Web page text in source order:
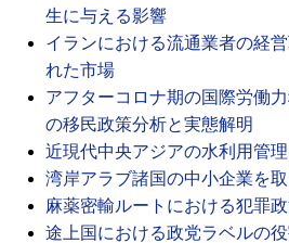
生に与える影響
イランにおける流通業者の経
れた市場
アフターコロナ期の国際労働
の移民政策分析と実態解明
近現代中央アジアの水利用管
湾岸アラブ諸国の中小企業を
麻薬密輸ルートにおける犯罪
途上国における政党ラベルの役